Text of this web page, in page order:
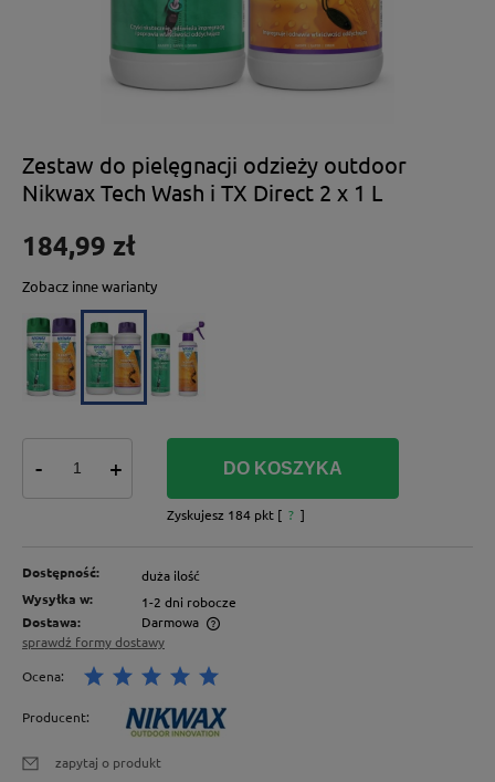
Zestaw do pielęgnacji odzieży outdoor
Nikwax Tech Wash i TX Direct 2 x 1 L
184,99 zł
Zobacz inne warianty
- + DO KOSZYKA
Zyskujesz 184pkt [ ? ]
Dostępność:
duża ilość
Wysyłka w:
1-2 dni robocze
Dostawa:
Darmowa
sprawdź formy dostawy
Ocena:
Producent:
zapytaj o produkt